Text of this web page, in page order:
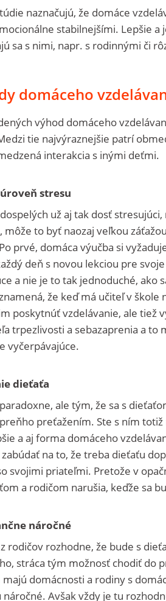
naznačujú, že domáce
stabilnejšími. Lepšie
sa s nimi, napr. s rodinnými či
domáceho
výhod domáceho
tie najvýraznejšie patrí
interakcia s inými deťmi.
stresu
už aj tak dosť
môže to byť naozaj veľkou
prvé, domáca výučba si
deň s novou lekciou pre
a nie je to tak jednoduché, ako
že keď má učiteľ v
poskytnúť vzdelávanie, ale tiež
trpezlivosti a sebazaprenia a to
vyčerpávajúce.
dieťaťa
ale tým, že sa s
preťažením. Ste s ním
a aj forma domáceho
na to, že treba dieťaťu
svojimi priateľmi. Pretože v
a rodičom narušia, keďže sa
náročné
rodičov rozhodne, že bude s
stráca tým možnosť chodiť do
domácnosti a rodiny s
Avšak vždy je tu